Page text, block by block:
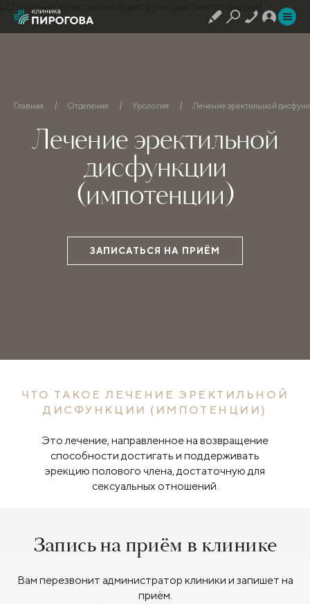
Главная Отделения Урология Лечение эректильной
Лечение эректильной
дисфункции
(импотенции)
ЗАПИСАТЬСЯ НА ПРИЁМ
ЧТО ТАКОЕ ЛЕЧЕНИЕ ЭРЕКТИЛЬНОЙ
ДИСФУНКЦИИ (ИМПОТЕНЦИИ)
Это лечение, направленное на возвращение
способности достигать и поддерживать
эрекцию полового члена, достаточную для
сексуальных отношений.
Запись на приём в клинике
Вам перезвонит администратор клиники и запишет на
приём.